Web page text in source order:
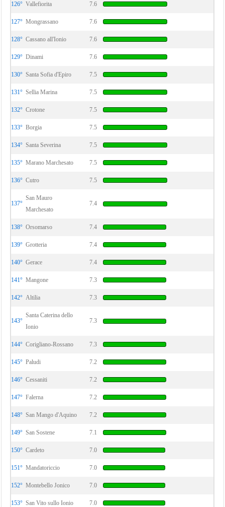
126° Vallefiorita 7.6
127° Mongrassano 7.6
128° Cassano all'Ionio 7.6
129° Dinami 7.6
130° Santa Sofia d'Epiro 7.5
131° Sellia Marina 7.5
132° Crotone 7.5
133° Borgia 7.5
134° Santa Severina 7.5
135° Marano Marchesato 7.5
136° Cutro 7.5
137°
San Mauro
Marchesato
7.4
138° Orsomarso 7.4
139° Grotteria 7.4
140° Gerace 7.4
141° Mangone 7.3
142° Altilia 7.3
143°
Santa Caterina dello
Ionio
7.3
144° Corigliano-Rossano 7.3
145° Paludi 7.2
146° Cessaniti 7.2
147° Falerna 7.2
148° San Mango d'Aquino 7.2
149° San Sostene 7.1
150° Cardeto 7.0
151° Mandatoriccio 7.0
152° Montebello Jonico 7.0
153° San Vito sullo Ionio 7.0